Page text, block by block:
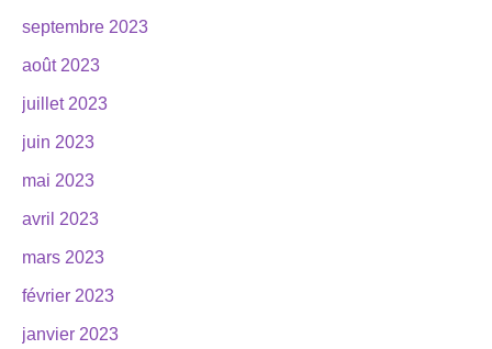
septembre 2023
août 2023
juillet 2023
juin 2023
mai 2023
avril 2023
mars 2023
février 2023
janvier 2023